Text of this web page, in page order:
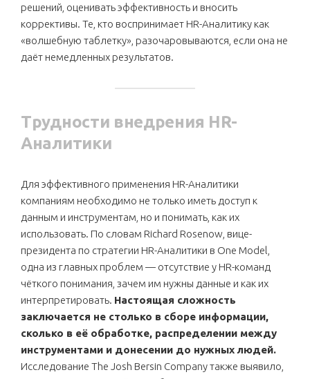
решений, оценивать эффективность и вносить
коррективы. Те, кто воспринимает HR-Аналитику как
«волшебную таблетку», разочаровываются, если она не
даёт немедленных результатов.
Трудности внедрения HR-
Аналитики
Для эффективного применения HR-Аналитики
компаниям необходимо не только иметь доступ к
данным и инструментам, но и понимать, как их
использовать. По словам Richard Rosenow, вице-
президента по стратегии HR-Аналитики в One Model,
одна из главных проблем — отсутствие у HR-команд
чёткого понимания, зачем им нужны данные и как их
интерпретировать. Настоящая сложность
заключается не столько в сборе информации,
сколько в её обработке, распределении между
инструментами и донесении до нужных людей.
Исследование The Josh Bersin Company также выявило,